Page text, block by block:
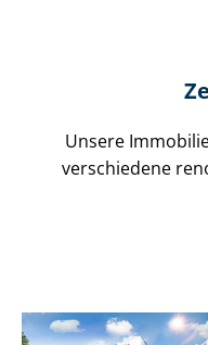
Unsere
verschiedene